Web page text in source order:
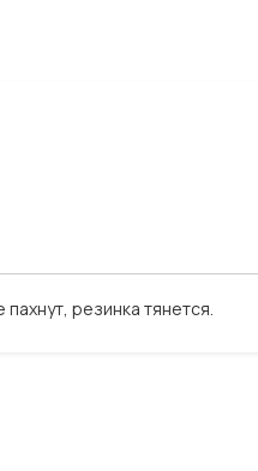
резинка тянется.